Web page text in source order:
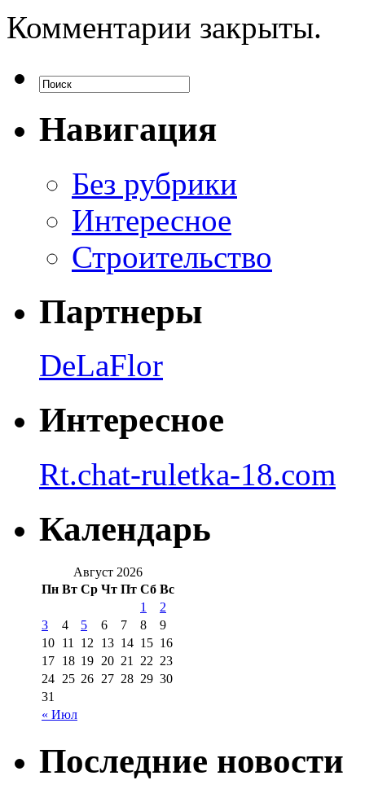
Комментарии закрыты.
Навигация
Без рубрики
Интересное
Строительство
Партнеры
DeLaFlor
Интересное
Rt.chat-ruletka-18.com
Календарь
Август 2026
Пн Вт Ср Чт Пт Сб Вс
« Июл
1
2
3
4 5 6 7 8
9
10 11 12 13 14 15 16
17 18 19 20 21 22 23
24 25 26 27 28 29 30
31
Последние новости